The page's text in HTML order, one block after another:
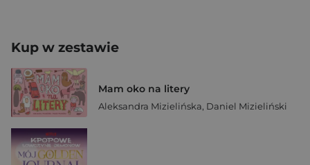
Kup w zestawie
Mam oko na litery
Aleksandra Mizielińska, Daniel Mizieliński